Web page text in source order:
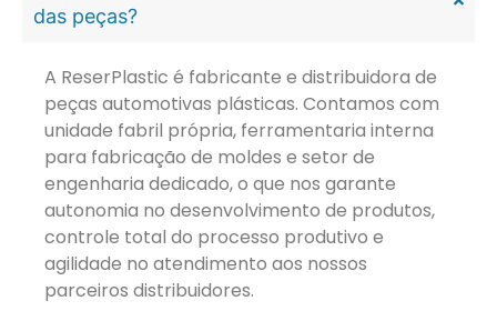
das peças?
A ReserPlastic é fabricante e distribuidora de
peças automotivas plásticas. Contamos com
unidade fabril própria, ferramentaria interna
para fabricação de moldes e setor de
engenharia dedicado, o que nos garante
autonomia no desenvolvimento de produtos,
controle total do processo produtivo e
agilidade no atendimento aos nossos
parceiros distribuidores.